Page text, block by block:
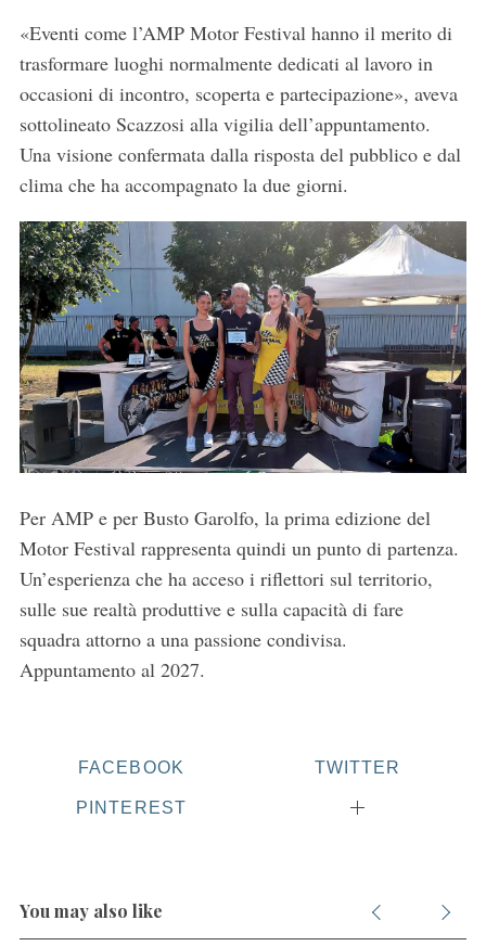
«Eventi come l’AMP Motor Festival hanno il merito di
trasformare luoghi normalmente dedicati al lavoro in
occasioni di incontro, scoperta e partecipazione», aveva
sottolineato Scazzosi alla vigilia dell’appuntamento.
Una visione confermata dalla risposta del pubblico e dal
clima che ha accompagnato la due giorni.
Per AMP e per Busto Garolfo, la prima edizione del
Motor Festival rappresenta quindi un punto di partenza.
Un’esperienza che ha acceso i riflettori sul territorio,
sulle sue realtà produttive e sulla capacità di fare
squadra attorno a una passione condivisa.
Appuntamento al 2027.
FACEBOOK TWITTER
PINTEREST
You may also like
e
a
r
c
f
o
r
: